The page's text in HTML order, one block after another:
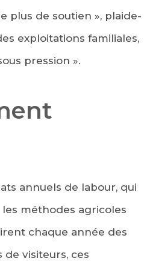
plus de soutien », plaide-
exploitations familiales,
pression ».
annuels de labour, qui
méthodes agricoles
chaque année des
visiteurs, ces